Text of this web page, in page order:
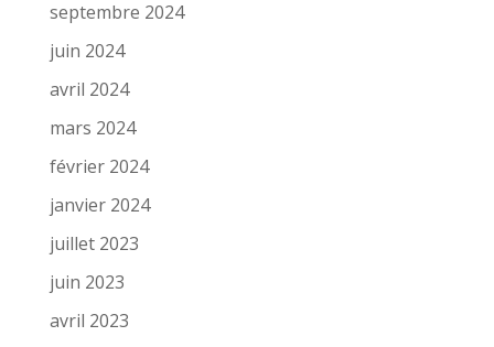
septembre 2024
juin 2024
avril 2024
mars 2024
février 2024
janvier 2024
juillet 2023
juin 2023
avril 2023